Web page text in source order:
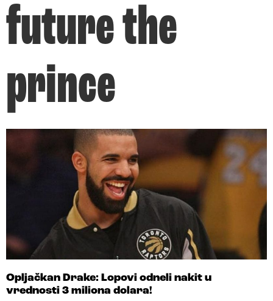
future the
prince
Opljačkan Drake: Lopovi odneli nakit u
vrednosti 3 miliona dolara!